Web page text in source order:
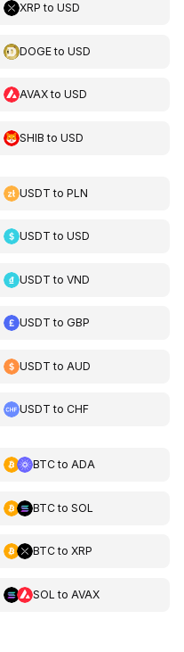
XRP toUSD
DOGEtoUSD
AVAXtoUSD
SHIB toUSD
USDT toPLN
USDT toUSD
USDT toVND
USDT toGBP
USDT to AUD
USDT toCHF
BTCto ADA
BTCto SOL
BTCto XRP
SOL to AVAX